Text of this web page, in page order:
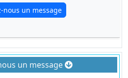
nous un message
un message